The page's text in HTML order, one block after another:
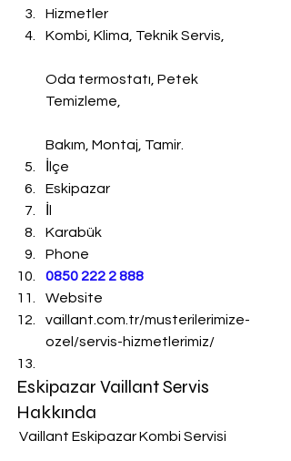
Hizmetler
Kombi, Klima, Teknik Servis,
Oda termostatı, Petek
Temizleme,
Bakım, Montaj, Tamir.
İlçe
Eskipazar
Karabük
Phone
0850 222 2 888
Website
vaillant.com.tr/musterilerimize-
ozel/servis-hizmetlerimiz/
Eskipazar Vaillant Servis
Hakkında
Vaillant Eskipazar Kombi Servisi